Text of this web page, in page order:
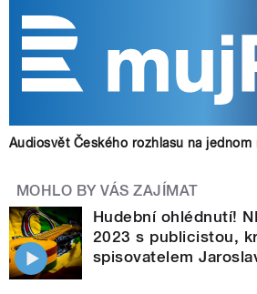
Audiosvět Českého rozhlasu na jednom
MOHLO BY VÁS ZAJÍMAT
Hudební ohlédnutí!
2023 s publicistou,
spisovatelem